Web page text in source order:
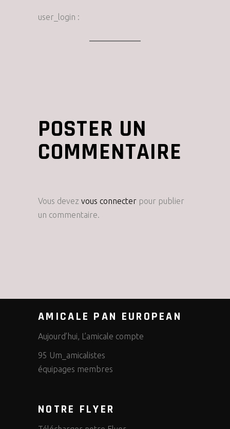
user_login :
POSTER UN
COMMENTAIRE
Vous devez vous connecter pour publier
un commentaire.
AMICALE PAN EUROPEAN
Aujourd’hui, L’amicale compte
95 Um_amicalistes
équipages membres
NOTRE FLYER